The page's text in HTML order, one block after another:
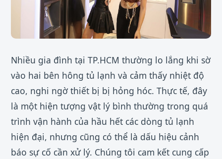
Nhiều gia đình tại TP.HCM thường lo lắng khi sờ
vào hai bên hông tủ lạnh và cảm thấy nhiệt độ
cao, nghi ngờ thiết bị bị hỏng hóc. Thực tế, đây
là một hiện tượng vật lý bình thường trong quá
trình vận hành của hầu hết các dòng tủ lạnh
hiện đại, nhưng cũng có thể là dấu hiệu cảnh
báo sự cố cần xử lý. Chúng tôi cam kết cung cấp